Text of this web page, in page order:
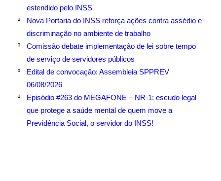
estendido pelo INSS
Nova Portaria do INSS reforça ações contra assédio e
discriminação no ambiente de trabalho
Comissão debate implementação de lei sobre tempo
de serviço de servidores públicos
Edital de convocação: Assembleia SPPREV
06/08/2026
Episódio #263 do MEGAFONE – NR-1: escudo legal
que protege a saúde mental de quem move a
Previdência Social, o servidor do INSS!